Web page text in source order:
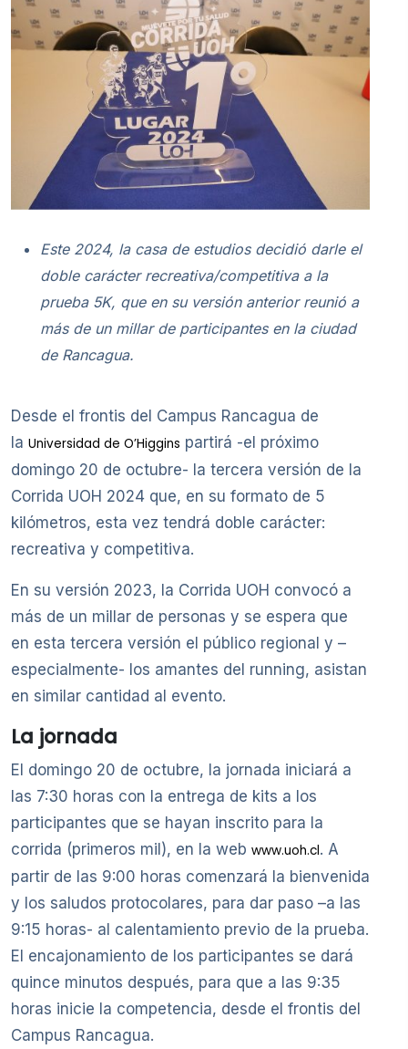
Este 2024, la casa de estudios decidió darle el
doble carácter recreativa/competitiva a la
prueba 5K, que en su versión anterior reunió a
más de un millar de participantes en la ciudad
de Rancagua.
Desde el frontis del Campus Rancagua de
la Universidad de O’Higgins partirá -el próximo
domingo 20 de octubre- la tercera versión de la
Corrida UOH 2024 que, en su formato de 5
kilómetros, esta vez tendrá doble carácter:
recreativa y competitiva.
En su versión 2023, la Corrida UOH convocó a
más de un millar de personas y se espera que
en esta tercera versión el público regional y –
especialmente- los amantes del running, asistan
en similar cantidad al evento.
La jornada
El domingo 20 de octubre, la jornada iniciará a
las 7:30 horas con la entrega de kits a los
participantes que se hayan inscrito para la
corrida (primeros mil), en la web www.uoh.cl. A
partir de las 9:00 horas comenzará la bienvenida
y los saludos protocolares, para dar paso –a las
9:15 horas- al calentamiento previo de la prueba.
El encajonamiento de los participantes se dará
quince minutos después, para que a las 9:35
horas inicie la competencia, desde el frontis del
Campus Rancagua.